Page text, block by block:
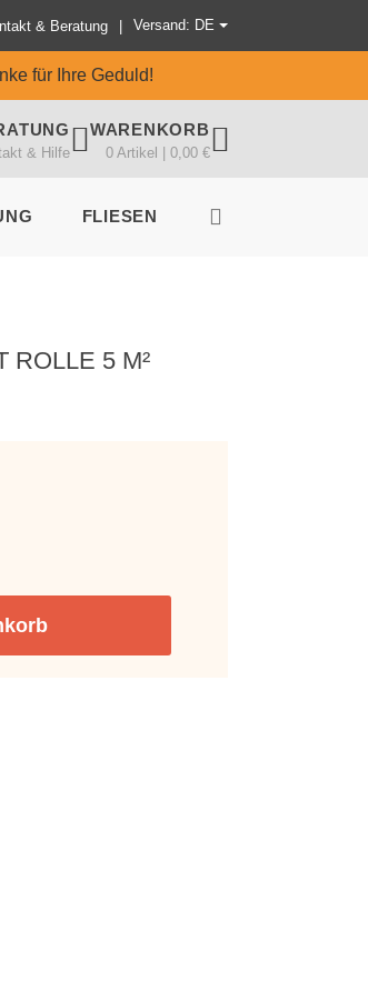
& Beratung Versand: DE
für Ihre Geduld!
& Hilfe
WARENKORB
0 Artikel | 0,00 €
FLIESEN
ROLLE 5 M²